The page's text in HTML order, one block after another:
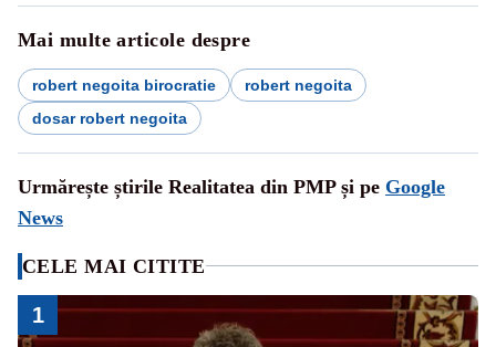
Mai multe articole despre
robert negoita birocratie
robert negoita
dosar robert negoita
Urmărește știrile Realitatea din PMP și pe Google
News
CELE MAI CITITE
1